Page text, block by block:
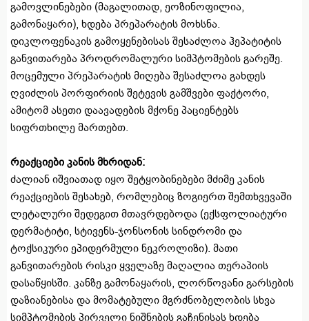
გამოვლინებები (მაგალითად, ეოზინოფილია,
გამონაყარი), ხდება პრეპარატის მოხსნა.
დიკლოფენაკის გამოყენებისას შესაძლოა ჰეპატიტის
განვითარება პროდრომალური სიმპტომების გარეშე.
მოცემული პრეპარატის მიღება შესაძლოა გახდეს
ღვიძლის პორფირიის შეტევის გამშვები ფაქტორი,
ამიტომ ასეთი დაავადების მქონე პაციენტებს
სიფრთხილე მართებთ.
რეაქციები კანის მხრიდან:
ძალიან იშვიათად იყო შეტყობინებები მძიმე კანის
რეაქციების შესახებ, რომლებიც ზოგიერთ შემთხვევაში
ლეტალური შედეგით მთავრდებოდა (ექსფოლიატური
დერმატიტი, სტივენს-ჯონსონის სინდრომი და
ტოქსიკური ეპიდერმული ნეკროლიზი). მათი
განვითარების რისკი ყველაზე მაღალია თერაპიის
დასაწყისში. კანზე გამონაყარის, ლორწოვანი გარსების
დაზიანებისა და მომატებული მგრძნობელობის სხვა
სიმპტომების პირველი ნიშნების გაჩენისას ხდება